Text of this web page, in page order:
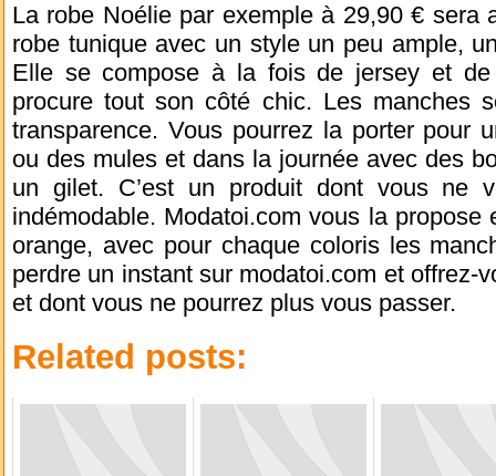
La robe Noélie par exemple à 29,90 € sera
robe tunique avec un style un peu ample,
Elle se compose à la fois de jersey et
procure tout son côté chic. Les manches
transparence. Vous pourrez la porter pour
ou des mules et dans la journée avec des
un gilet. C’est un produit dont vous ne
indémodable. Modatoi.com vous la propose
orange, avec pour chaque coloris les
perdre un instant sur modatoi.com et offrez-
et dont vous ne pourrez plus vous passer.
Related posts: